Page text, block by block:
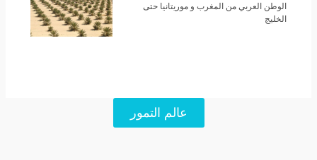
الوطن العربي من المغرب و موريتانيا حتى
الخليج
عالم التمور